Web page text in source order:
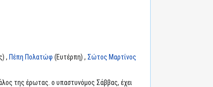
, Πέπη Πολατώφ (Ευτέρπη) , Σώτος Μαρτίνος
της έρωτας. ο υπαστυνόμος Σάββας, έχει